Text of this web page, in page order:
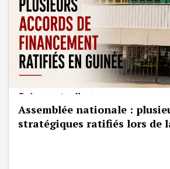
Assemblée nationale :
stratégiques ratifiés lors de